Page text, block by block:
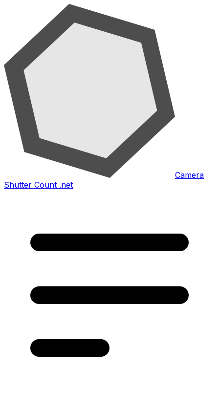
Camera
Shutter Count .net